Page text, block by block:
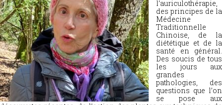
l’auriculothérapie,
des principes de la
Médecine
Traditionnelle
Chinoise, de la
diététique et de la
santé en général.
Des soucis de tous
les jours aux
grandes
pathologies, des
questions que l’on
se pose aux